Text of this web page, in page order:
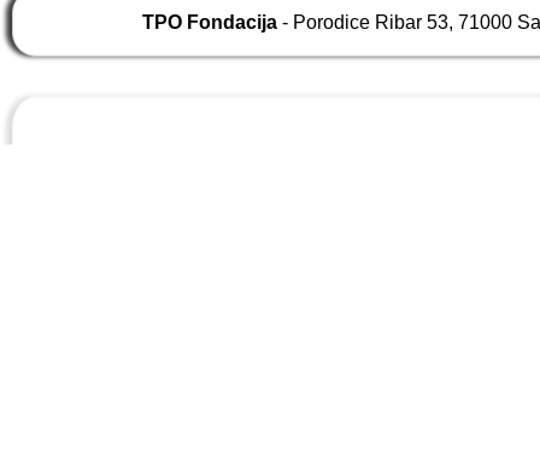
TPO Fondacija - Porodice Ribar 53, 71000